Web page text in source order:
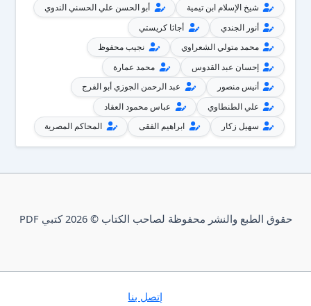
شيخ الإسلام ابن تيمية
أبو الحسن علي الحسني الندوي
أنور الجندي
أجاثا كريستي
محمد متولي الشعراوي
نجيب محفوظ
إحسان عبد القدوس
محمد عمارة
أنيس منصور
عبد الرحمن الجوزي أبو الفرج
علي الطنطاوي
عباس محمود العقاد
سهيل زكار
ابراهيم الفقى المحاكم المصرية
حقوق الطبع والنشر محفوظة لصاحب الكتاب © 2026 كتبي PDF
إتصل بنا